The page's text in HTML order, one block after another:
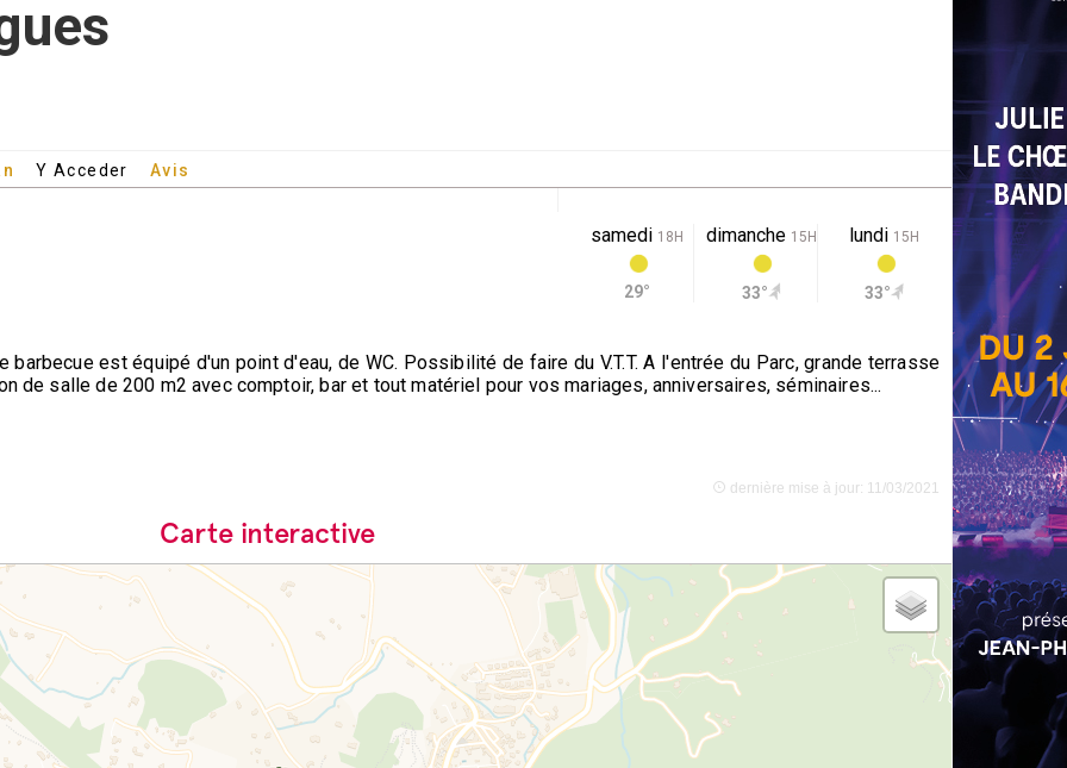
Y Acceder Avis
samedi 18H
29°
dimanche 15H
33°
lundi 15H
33°
barbecue est équipé d'un point d'eau, de WC. Possibilité de faire du V.T.T. A l'entrée du Parc, grande terrasse
de salle de 200 m2 avec comptoir, bar et tout matériel pour vos mariages, anniversaires, séminaires...
dernière mise à jour: 11/03/2021
Carte interactive